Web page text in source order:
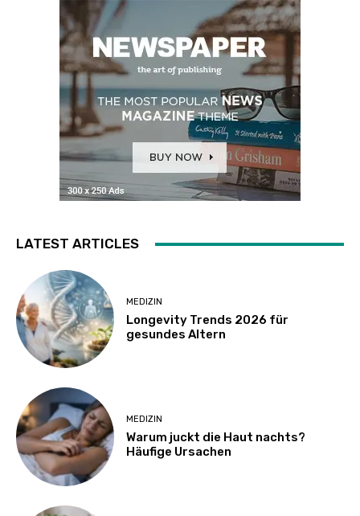
LATEST ARTICLES
MEDIZIN
Longevity Trends 2026 für
gesundes Altern
MEDIZIN
Warum juckt die Haut nachts?
Häufige Ursachen